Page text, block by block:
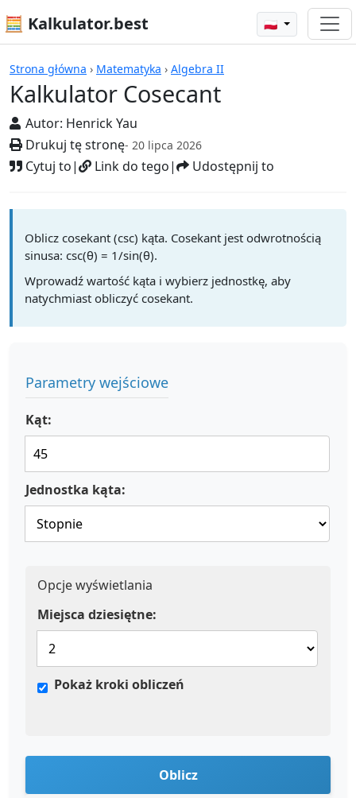
🧮 Kalkulator.best 🇵🇱
Strona główna › Matematyka › Algebra II
Kalkulator Cosecant
Autor: Henrick Yau
Drukuj tę stronę- 20 lipca 2026
Cytuj to| Link do tego| Udostępnij to
Kalkulatory
Oblicz cosekant (csc) kąta. Cosekant jest odwrotnością
sinusa: csc(θ) = 1/sin(θ).
Wprowadź wartość kąta i wybierz jednostkę, aby
natychmiast obliczyć cosekant.
Parametry wejściowe
Kąt:
Jednostka kąta:
Opcje wyświetlania
Miejsca dziesiętne:
Pokaż kroki obliczeń
Oblicz